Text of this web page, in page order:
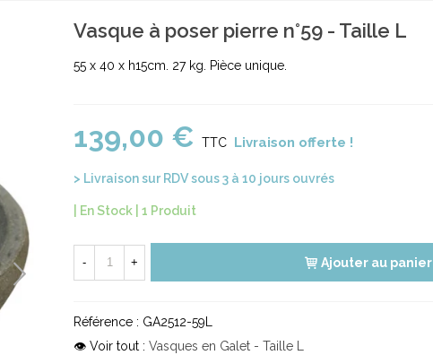
Vasque à poser pierre n°59 - Taille L
55 x 40 x h15cm. 27 kg. Pièce unique.
139,00 € TTC Livraison offerte !
> Livraison sur RDV sous 3 à 10 jours ouvrés
| En Stock | 1 Produit
- + Ajouter au panier
Référence : GA2512-59L
👁 Voir tout : Vasques en Galet - Taille L